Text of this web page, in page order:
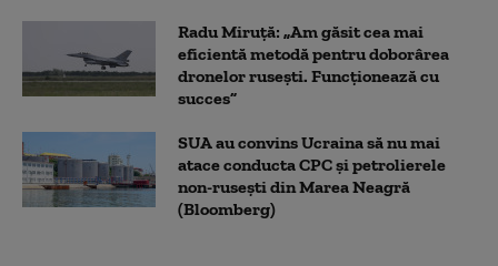
Radu Miruță: „Am găsit cea mai
eficientă metodă pentru doborârea
dronelor rusești. Funcționează cu
succes”
SUA au convins Ucraina să nu mai
atace conducta CPC şi petrolierele
non-ruseşti din Marea Neagră
(Bloomberg)